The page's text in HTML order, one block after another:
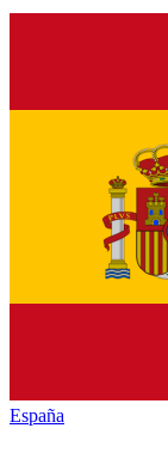
España